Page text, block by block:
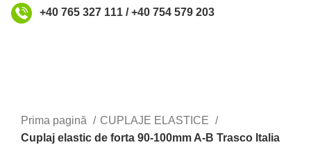
+40 765 327 111 / +40 754 579 203
Prima pagină
CUPLAJE ELASTICE
Cuplaj elastic de forta 90-100mm A-B Trasco Italia